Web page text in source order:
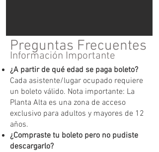
Preguntas Frecuentes
Información Importante
¿A partir de qué edad se paga boleto?
Cada asistente/lugar ocupado requiere
un boleto válido. Nota importante: La
Planta Alta es una zona de acceso
exclusivo para adultos y mayores de 12
años.
¿Compraste tu boleto pero no pudiste
descargarlo?